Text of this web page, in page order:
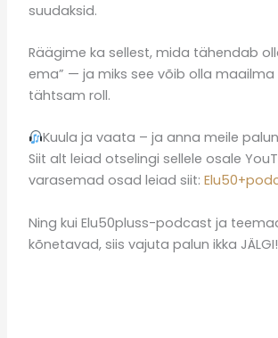
suudaksid.
Räägime ka sellest, mida tähendab
ema” — ja miks see võib olla maailma
tähtsam roll.
Kuula ja vaata – ja anna meile
Siit alt leiad otselingi sellele osale
varasemad osad leiad siit:
Ning kui Elu50pluss-podcast ja
kõnetavad, siis vajuta palun ikka JÄLGI!